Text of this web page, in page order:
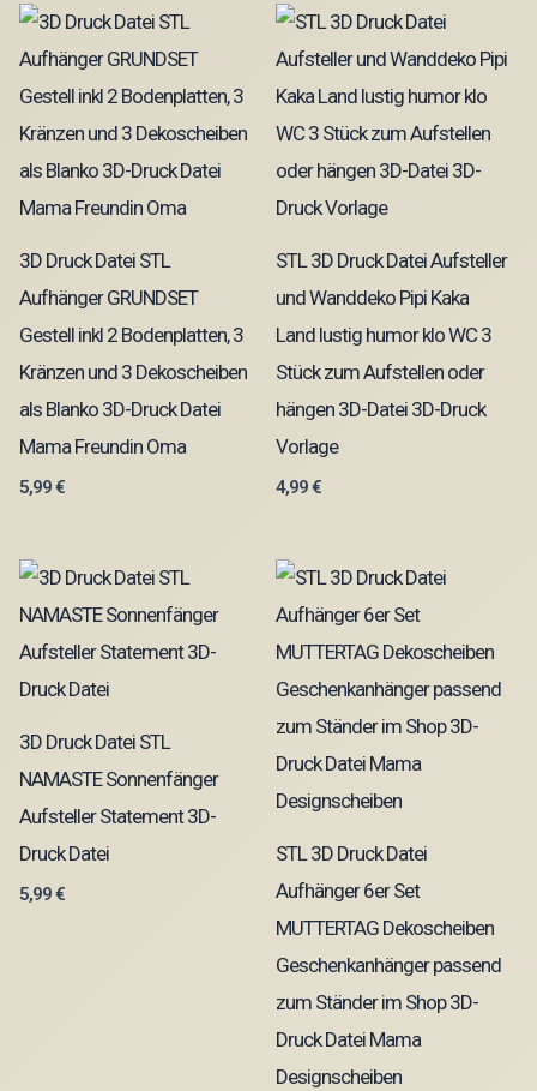
3D Druck Datei STL
Aufhänger GRUNDSET
Gestell inkl 2 Bodenplatten, 3
Kränzen und 3 Dekoscheiben
als Blanko 3D-Druck Datei
Mama Freundin Oma
5,99€
STL 3D Druck Datei Aufsteller
und Wanddeko Pipi Kaka
Land lustig humor klo WC 3
Stück zum Aufstellen oder
hängen 3D-Datei 3D-Druck
Vorlage
4,99€
3D Druck Datei STL
NAMASTE Sonnenfänger
Aufsteller Statement 3D-
Druck Datei
5,99€
STL 3D Druck Datei
Aufhänger 6er Set
MUTTERTAG Dekoscheiben
Geschenkanhänger passend
zum Ständer im Shop 3D-
Druck Datei Mama
Designscheiben